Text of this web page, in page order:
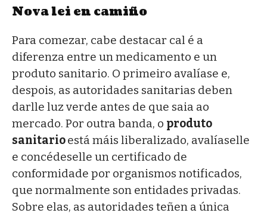
Nova lei en camiño
Para comezar, cabe destacar cal é a
diferenza entre un medicamento e un
produto sanitario. O primeiro avalíase e,
despois, as autoridades sanitarias deben
darlle luz verde antes de que saia ao
mercado. Por outra banda, o produto
sanitarioestá máis liberalizado, avalíaselle
e concédeselle un certificado de
conformidade por organismos notificados,
que normalmente son entidades privadas.
Sobre elas, as autoridades teñen a única